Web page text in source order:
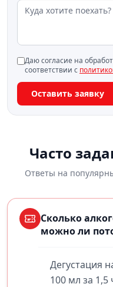
Даю согласие на
соответствии с
Оставить заявку
Часто
Ответы на
Сколько
можно ли
Дегустация
100 мл за 1,5